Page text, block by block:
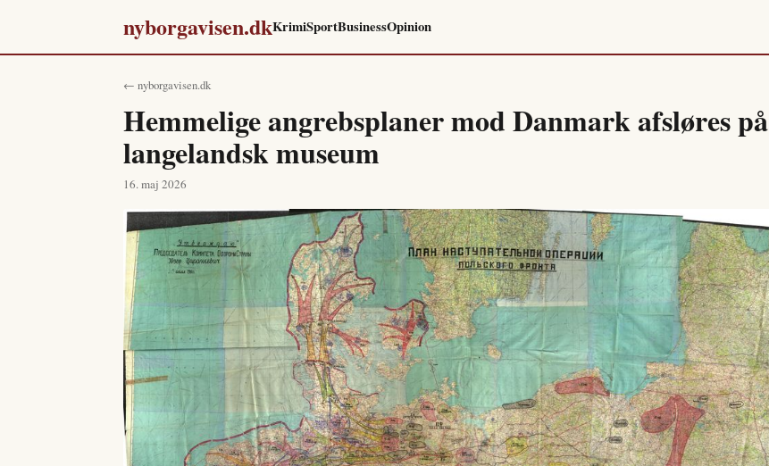
nyborgavisen.dkKrimiSportBusinessOpinion
← nyborgavisen.dk
Hemmelige angrebsplaner mod Danmark afsløres på
langelandsk museum
16. maj 2026